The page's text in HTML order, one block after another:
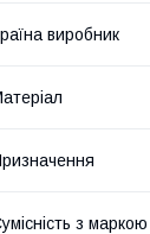
виробник
з маркою